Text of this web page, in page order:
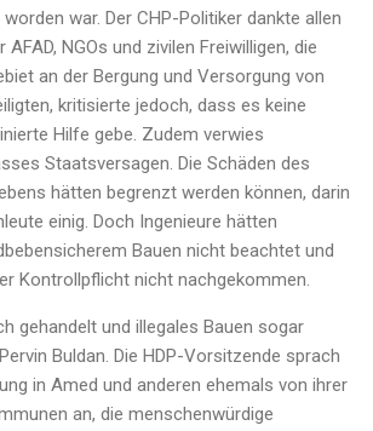
war. Der CHP-Politiker dankte allen
NGOs und zivilen Freiwilligen, die
an der Bergung und Versorgung von
kritisierte jedoch, dass es keine
Hilfe gebe. Zudem verwies
Staatsversagen. Die Schäden des
hätten begrenzt werden können, darin
einig. Doch Ingenieure hätten
Bauen nicht beachtet und
Kontrollpflicht nicht nachgekommen.
gehandelt und illegales Bauen sogar
Buldan. Die HDP-Vorsitzende sprach
in Amed und anderen ehemals von ihrer
an, die menschenwürdige